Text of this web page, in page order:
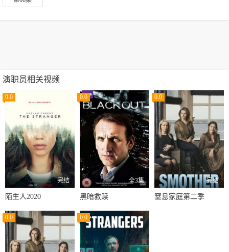
演职员相关视频
0.0
完结
陌生人2020
0.0
全3集
黑暗救赎
0.0
完结
窒息家庭第二季
0.0 0.0